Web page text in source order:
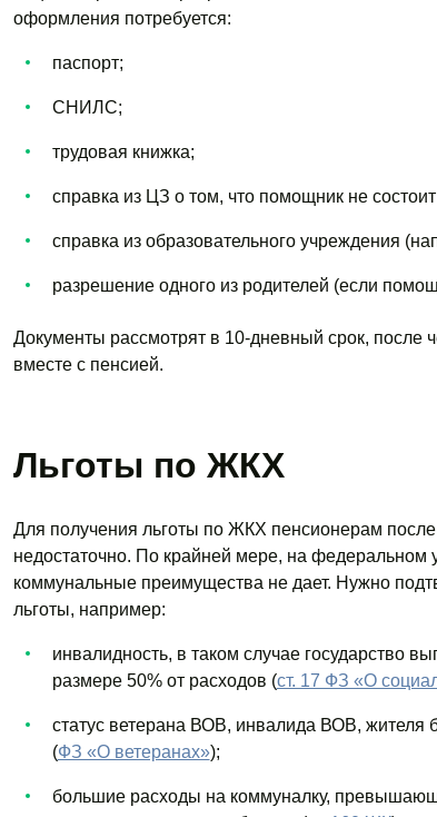
оформления потребуется:
паспорт;
СНИЛС;
трудовая книжка;
справка из ЦЗ о том, что помощник не состоит
справка из образовательного учреждения
разрешение одного из родителей (если
Документы рассмотрят в 10-дневный срок, после
вместе с пенсией.
Льготы по ЖКХ
Для получения льготы по ЖКХ пенсионерам
недостаточно. По крайней мере, на федеральном
коммунальные преимущества не дает. Нужно
льготы, например:
инвалидность, в таком случае государство
размере 50% от расходов (ст. 17 ФЗ «О
статус ветерана ВОВ, инвалида ВОВ, жителя
(ФЗ «О ветеранах»);
большие расходы на коммуналку,